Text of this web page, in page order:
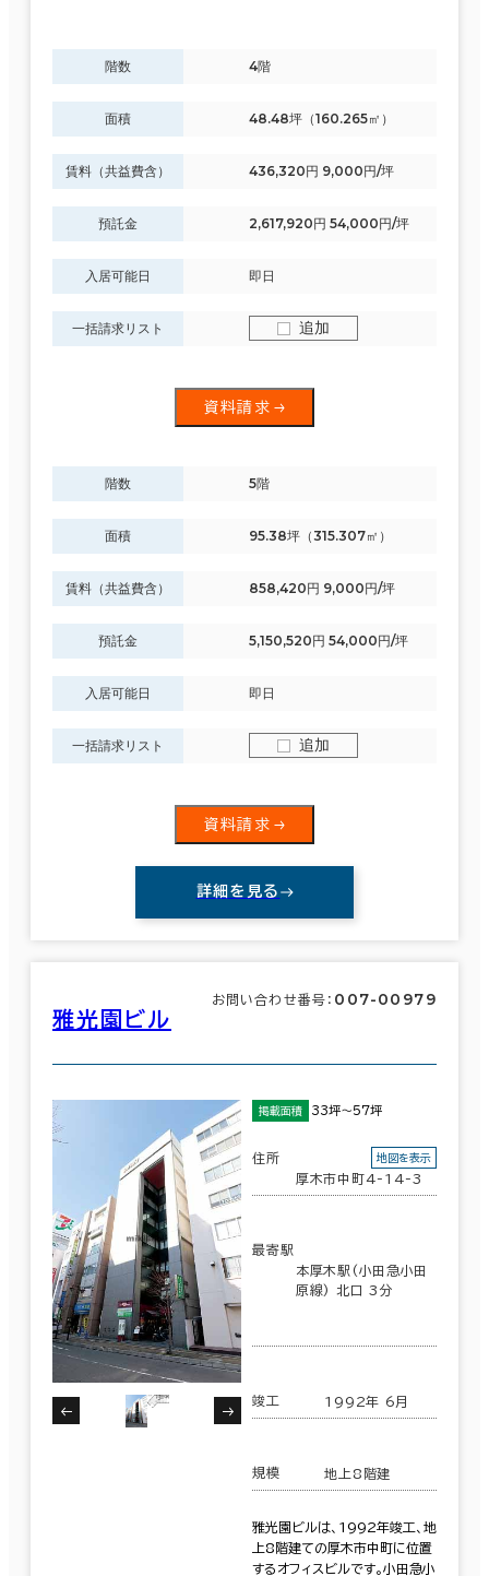
階数 4階
面積 48.48坪（160.265㎡）
賃料（共益費含） 436,320円 9,000円/坪
預託金 2,617,920円 54,000円/坪
入居可能日 即日
一括請求リスト 追加
資料請求
階数 5階
面積 95.38坪（315.307㎡）
賃料（共益費含） 858,420円 9,000円/坪
預託金 5,150,520円 54,000円/坪
入居可能日 即日
一括請求リスト 追加
資料請求
詳細を見る
雅光園ビル
お問い合わせ番号： 007-00979
掲載面積 33坪～57坪
住所
厚木市中町4-14-3
地図を表示
最寄駅
本厚木駅(小田急小田
原線) 北口 3分
竣工 1992年 6月
規模 地上8階建
雅光園ビルは、1992年竣工、地
上8階建ての厚木市中町に位置
するオフィスビルです。小田急小